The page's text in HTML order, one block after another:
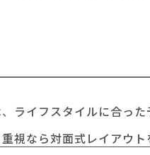
ライフスタイルに合った
視なら対面式レイアウ